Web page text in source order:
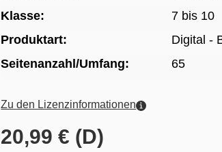
Klasse:
7 bis 10
Produktart:
Digital -
Seitenanzahl/Umfang:
65
Zu den Lizenzinformationen
20,99 € (D)